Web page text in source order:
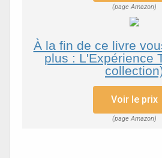
(page Amazon)
À la fin de ce livre
plus : L'Expérience
Voir le prix
(page Amazon)